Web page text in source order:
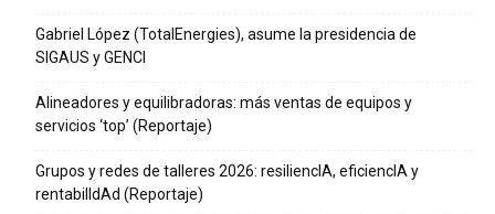
Gabriel López (TotalEnergies), asume la presidencia de
SIGAUS y GENCI
Alineadores y equilibradoras: más ventas de equipos y
servicios ‘top’ (Reportaje)
Grupos y redes de talleres 2026: resiliencIA, eficiencIA y
rentabilIdAd (Reportaje)